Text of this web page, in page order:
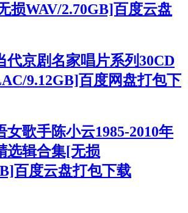
损WAV/2.70GB]百度云盘
京剧名家唱片系列30CD
9.12GB]百度网盘打包下
女歌手陈小云1985-2010年
选辑合集[无损
百度云盘打包下载